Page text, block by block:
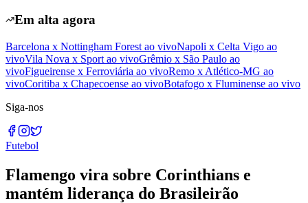
Em alta agora
Barcelona x Nottingham Forest ao vivoNapoli x Celta Vigo ao
vivoVila Nova x Sport ao vivoGrêmio x São Paulo ao
vivoFigueirense x Ferroviária ao vivoRemo x Atlético-MG ao
vivoCoritiba x Chapecoense ao vivoBotafogo x Fluminense ao vivo
Siga-nos
Futebol
Flamengo vira sobre Corinthians e
mantém liderança do Brasileirão